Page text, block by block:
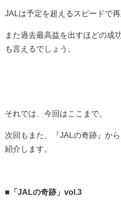
JALは予定を超えるスピードで再
また過去最高益を出すほどの成
も言えるでしょう。
それでは、今回はここまで。
次回もまた、 『JALの奇跡』か
紹介します。
■ 「JALの奇跡」vol.3